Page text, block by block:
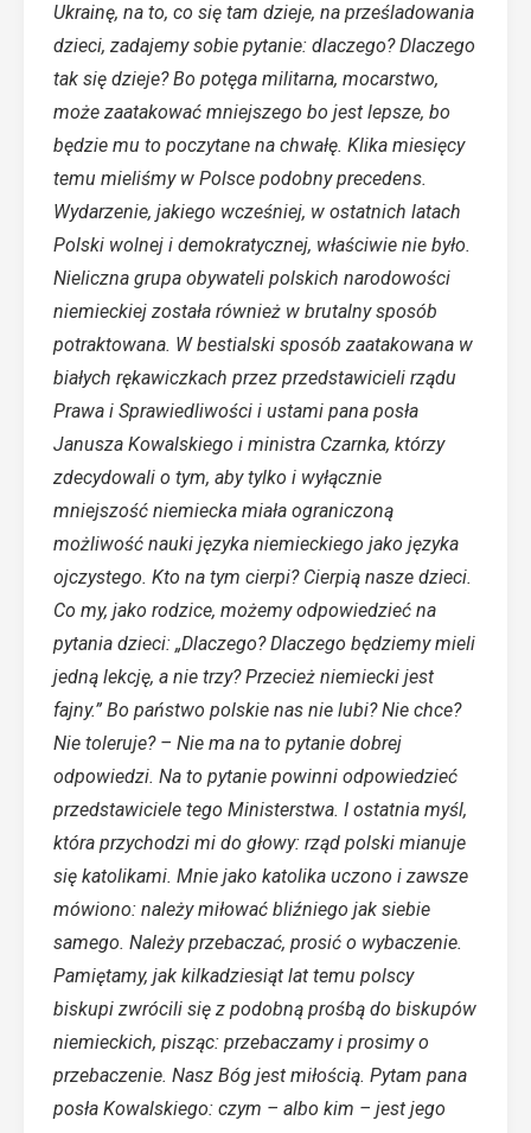
Ukrainę, na to, co się tam dzieje, na prześladowania
dzieci, zadajemy sobie pytanie: dlaczego? Dlaczego
tak się dzieje? Bo potęga militarna, mocarstwo,
może zaatakować mniejszego bo jest lepsze, bo
będzie mu to poczytane na chwałę. Klika miesięcy
temu mieliśmy w Polsce podobny precedens.
Wydarzenie, jakiego wcześniej, w ostatnich latach
Polski wolnej i demokratycznej, właściwie nie było.
Nieliczna grupa obywateli polskich narodowości
niemieckiej została również w brutalny sposób
potraktowana. W bestialski sposób zaatakowana w
białych rękawiczkach przez przedstawicieli rządu
Prawa i Sprawiedliwości i ustami pana posła
Janusza Kowalskiego i ministra Czarnka, którzy
zdecydowali o tym, aby tylko i wyłącznie
mniejszość niemiecka miała ograniczoną
możliwość nauki języka niemieckiego jako języka
ojczystego. Kto na tym cierpi? Cierpią nasze dzieci.
Co my, jako rodzice, możemy odpowiedzieć na
pytania dzieci: „Dlaczego? Dlaczego będziemy mieli
jedną lekcję, a nie trzy? Przecież niemiecki jest
fajny.” Bo państwo polskie nas nie lubi? Nie chce?
Nie toleruje? – Nie ma na to pytanie dobrej
odpowiedzi. Na to pytanie powinni odpowiedzieć
przedstawiciele tego Ministerstwa. I ostatnia myśl,
która przychodzi mi do głowy: rząd polski mianuje
się katolikami. Mnie jako katolika uczono i zawsze
mówiono: należy miłować bliźniego jak siebie
samego. Należy przebaczać, prosić o wybaczenie.
Pamiętamy, jak kilkadziesiąt lat temu polscy
biskupi zwrócili się z podobną prośbą do biskupów
niemieckich, pisząc: przebaczamy i prosimy o
przebaczenie. Nasz Bóg jest miłością. Pytam pana
posła Kowalskiego: czym – albo kim – jest jego